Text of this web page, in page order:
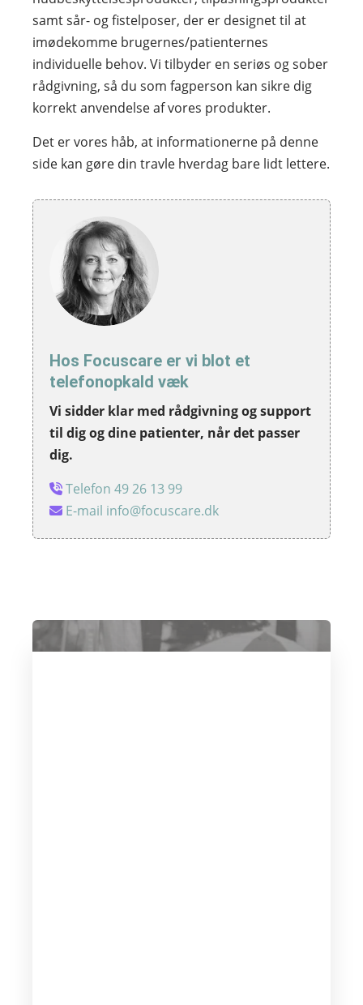
samt sår- og fistelposer, der er designet til at
imødekomme brugernes/patienternes
individuelle behov. Vi tilbyder en seriøs og sober
rådgivning, så du som fagperson kan sikre dig
korrekt anvendelse af vores produkter.
Det er vores håb, at informationerne på denne
side kan gøre din travle hverdag bare lidt lettere.
Hos Focuscare er vi blot et
telefonopkald væk
Vi sidder klar med rådgivning og support
til dig og dine patienter, når det passer
dig.
Telefon 49 26 13 99
E-mail info@focuscare.dk